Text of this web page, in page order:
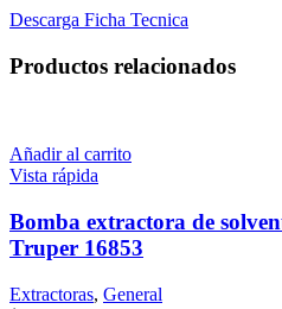
Descarga Ficha Tecnica
Productos relacionados
Añadir al carrito
Vista rápida
Bomba extractora de
Truper 16853
Extractoras, General